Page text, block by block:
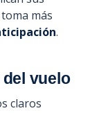
más
.
vuelo
claros